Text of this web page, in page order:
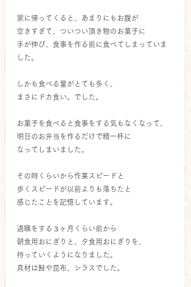
家に帰ってくると、あまりにもお腹が
空きすぎて、ついつい頂き物のお菓子に
手が伸び、食事を作る前に食べてしまっていま
した。
しかも食べる量がとても多く、
まさにドカ食い。でした。
お菓子を食べると食事をする気もなくなって、
明日のお弁当を作るだけで精一杯に
なってしまいました。
その時くらいから作業スピードと
歩くスピードが以前よりも落ちたと
感じたことを記憶しています。
退職をする３ヶ月くらい前から
朝食用おにぎりと、夕食用おにぎりを、
持っていくようになりました。
具材は鮭や昆布、シラスでした。